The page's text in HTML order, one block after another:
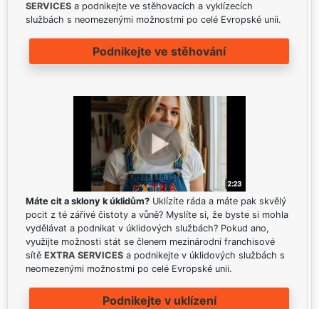
SERVICES a podnikejte ve stěhovacích a vyklízecích
službách s neomezenými možnostmi po celé Evropské unii.
Podnikejte ve stěhování
Máte cit a sklony k úklidům? Uklízíte ráda a máte pak skvělý
pocit z té zářivé čistoty a vůně? Myslíte si, že byste si mohla
vydělávat a podnikat v úklidových službách? Pokud ano,
využijte možnosti stát se členem mezinárodní franchisové
sítě EXTRA SERVICES a podnikejte v úklidových službách s
neomezenými možnostmi po celé Evropské unii.
Podnikejte v uklízení